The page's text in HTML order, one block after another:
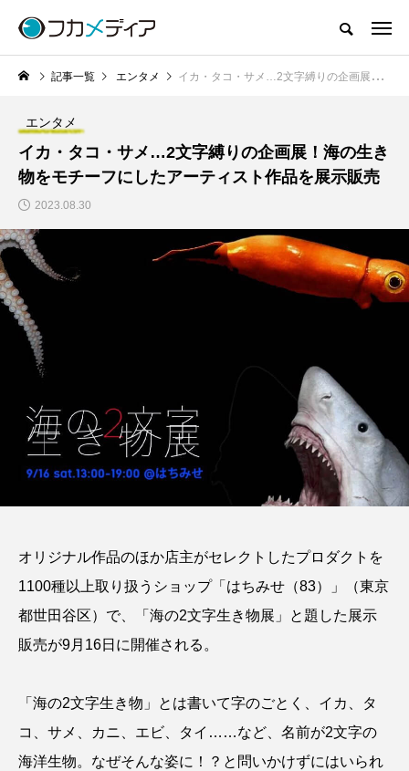
記事一覧 エンタメ イカ・タコ・サメ…2文字縛りの企画展！海の生き物をモチーフにしたアーティスト作品を展示販売
エンタメ
イカ・タコ・サメ…2文字縛りの企画展！海の生き
物をモチーフにしたアーティスト作品を展示販売
2023.08.30
オリジナル作品のほか店主がセレクトしたプロダクトを
1100種以上取り扱うショップ「はちみせ（83）」（東京
都世田谷区）で、「海の2文字生き物展」と題した展示
販売が9月16日に開催される。
「海の2文字生き物」とは書いて字のごとく、イカ、タ
コ、サメ、カニ、エビ、タイ……など、名前が2文字の
海洋生物。なぜそんな姿に！？と問いかけずにはいられ